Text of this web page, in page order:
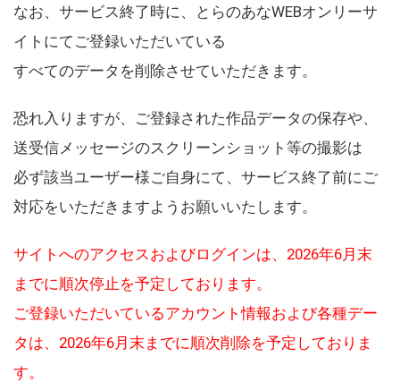
なお、サービス終了時に、とらのあなWEBオンリーサ
イトにてご登録いただいている
すべてのデータを削除させていただきます。
恐れ入りますが、ご登録された作品データの保存や、
送受信メッセージのスクリーンショット等の撮影は
必ず該当ユーザー様ご自身にて、サービス終了前にご
対応をいただきますようお願いいたします。
サイトへのアクセスおよびログインは、2026年6月末
までに順次停止を予定しております。
ご登録いただいているアカウント情報および各種デー
タは、2026年6月末までに順次削除を予定しておりま
す。